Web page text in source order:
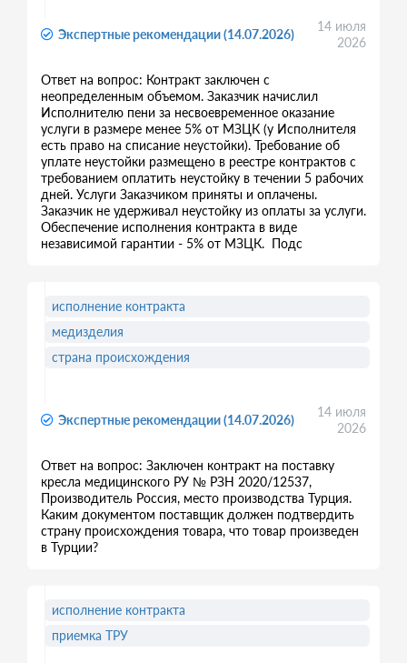
Экспертные рекомендации (14.07.2026)
14 июля
2026
Ответ на вопрос: Контракт заключен с
неопределенным объемом. Заказчик начислил
Исполнителю пени за несвоевременное оказание
услуги в размере менее 5% от МЗЦК (у Исполнителя
есть право на списание неустойки). Требование об
уплате неустойки размещено в реестре контрактов с
требованием оплатить неустойку в течении 5 рабочих
дней. Услуги Заказчиком приняты и оплачены.
Заказчик не удерживал неустойку из оплаты за услуги.
Обеспечение исполнения контракта в виде
независимой гарантии - 5% от МЗЦК. Подс
Экспертные рекомендации (14.07.2026)
14 июля
2026
Ответ на вопрос: Заключен контракт на поставку
кресла медицинского РУ № РЗН 2020/12537,
Производитель Россия, место производства Турция.
Каким документом поставщик должен подтвердить
страну происхождения товара, что товар произведен
в Турции?
исполнение контракта
медизделия
страна происхождения
исполнение контракта
приемка ТРУ